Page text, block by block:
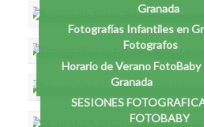
Granada
Fotografías Infantiles en
Fotografos
Horario de Verano FotoBaby
Granada
SESIONES
FOTOBABY